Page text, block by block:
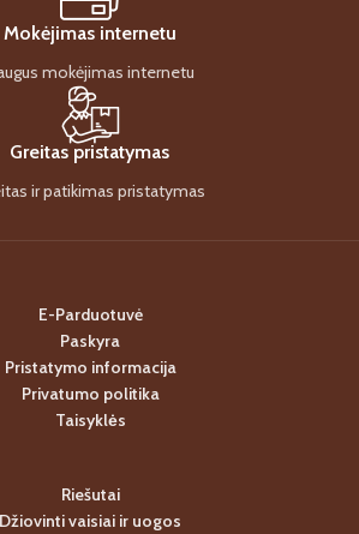
Mokėjimas internetu
mokėjimas internetu
Greitas pristatymas
ir patikimas pristatymas
E-Parduotuvė
Paskyra
Pristatymo informacija
Privatumo politika
Taisyklės
Riešutai
Džiovinti vaisiai ir uogos